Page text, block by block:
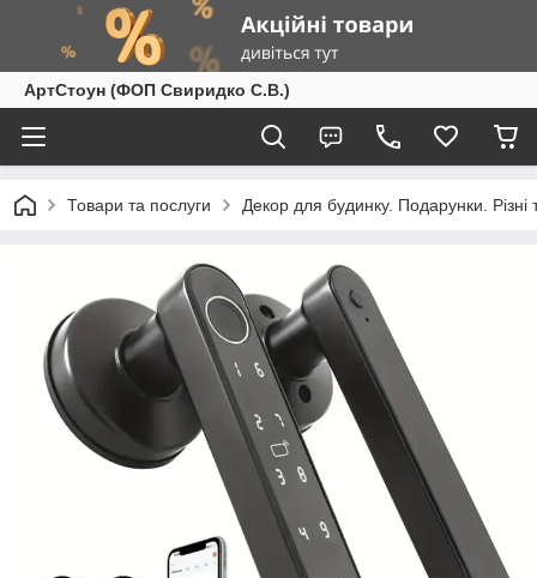
АртСтоун (ФОП Свиридко С.В.)
Товари та послуги Декор для будинку. Подарунки.